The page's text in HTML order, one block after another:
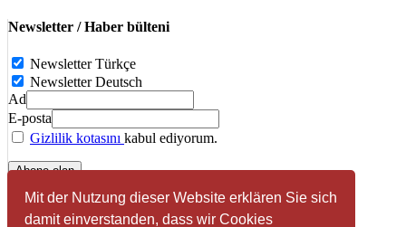
Mit der Nutzung dieser Website erklären Sie sich
damit einverstanden, dass wir Cookies
Newsletter / Haber bülteni
Newsletter Türkçe
Newsletter Deutsch
Ad
E-posta
Gizlilik kotasını kabul ediyorum.
Facebook